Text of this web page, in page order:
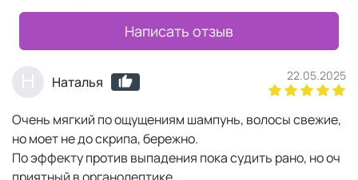
Написать отзыв
Наталья 22.05.2025
Очень мягкий по ощущениям шампунь, волосы свежие,
но моет не до скрипа, бережно.
По эффекту против выпадения пока судить рано, но оч